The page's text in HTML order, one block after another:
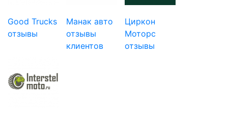
Good Trucks
отзывы
Манак авто
отзывы
клиентов
Циркон
Моторс
отзывы